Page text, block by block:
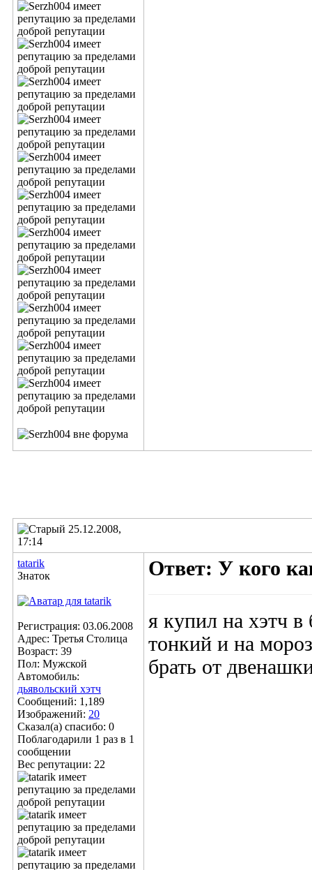
25.12.2008,
17:14
tatarik
Знаток
Регистрация: 03.06.2008
Адрес: Третья Столица
Возраст: 39
Пол: Мужской
Автомобиль:
дьявольский хэтч
Сообщений: 1,189
Изображений: 20
Сказал(а) спасибо: 0
Поблагодарили 1 раз в 1
сообщении
Вес репутации: 22
Ответ: У кого
я купил на хэтч
тонкий и на
брать от